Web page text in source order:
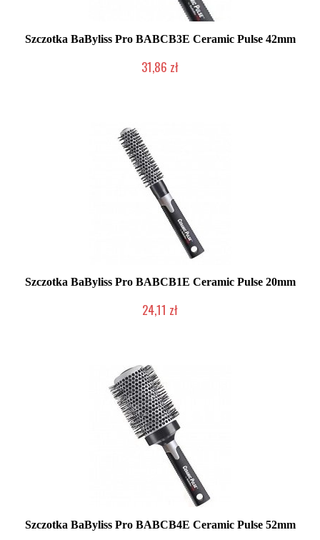
Szczotka BaByliss Pro BABCB3E Ceramic Pulse 42mm
31,86 zł
Szczotka BaByliss Pro BABCB1E Ceramic Pulse 20mm
24,11 zł
Szczotka BaByliss Pro BABCB4E Ceramic Pulse 52mm